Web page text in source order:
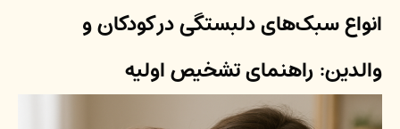
انواع سبک‌های دلبستگی در کودکان و
والدین: راهنمای تشخیص اولیه